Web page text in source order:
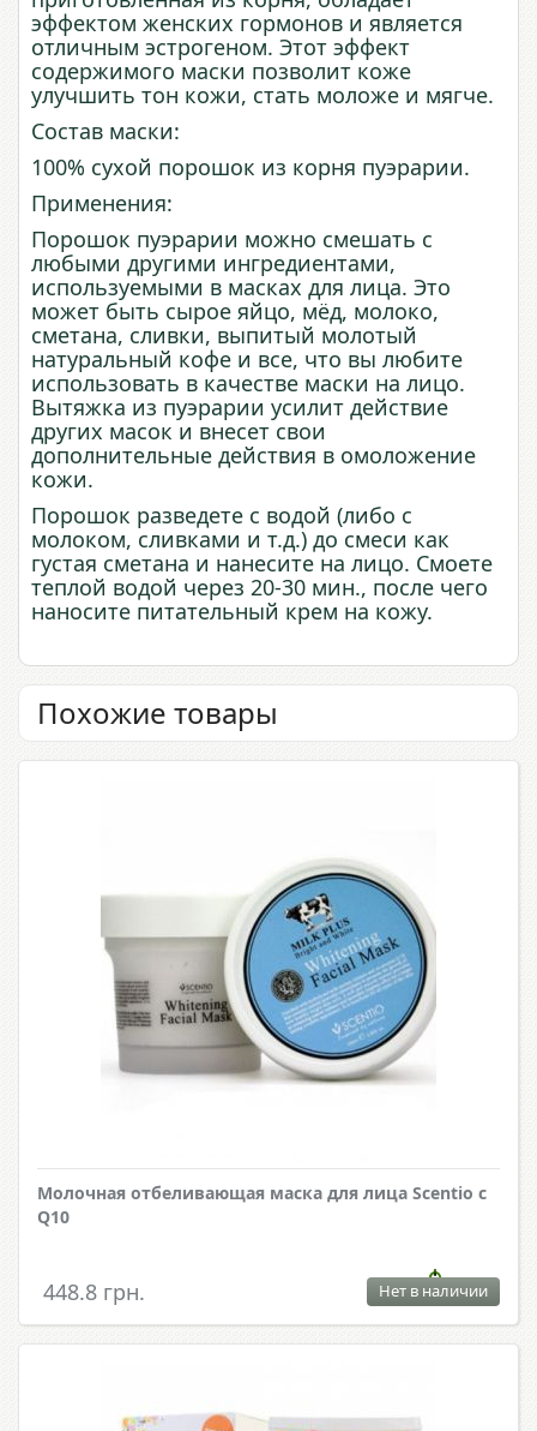
эффектом женских гормонов и является
отличным эстрогеном. Этот эффект
содержимого маски позволит коже
улучшить тон кожи, стать моложе и мягче.
Состав маски:
100% сухой порошок из корня пуэрарии.
Применения:
Порошок пуэрарии можно смешать с
любыми другими ингредиентами,
используемыми в масках для лица. Это
может быть сырое яйцо, мёд, молоко,
сметана, сливки, выпитый молотый
натуральный кофе и все, что вы любите
использовать в качестве маски на лицо.
Вытяжка из пуэрарии усилит действие
других масок и внесет свои
дополнительные действия в омоложение
кожи.
Порошок разведете с водой (либо с
молоком, сливками и т.д.) до смеси как
густая сметана и нанесите на лицо. Смоете
теплой водой через 20-30 мин., после чего
наносите питательный крем на кожу.
Похожие товары
Молочная отбеливающая маска для лица Scentio с
Q10
448.8 грн. Нет в наличии